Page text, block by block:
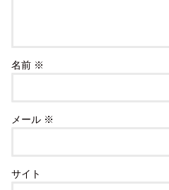
名前 ※
メール ※
サイト